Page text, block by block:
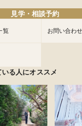
見学・相談予約
覧 お問い合わせ
る人にオススメ